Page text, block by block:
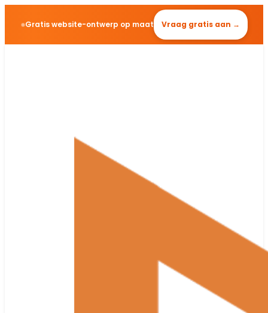
Gratis website-ontwerp op maat Vraag gratis aan →